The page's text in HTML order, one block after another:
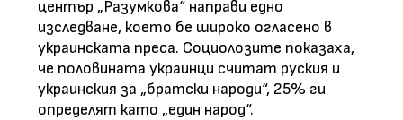
център „Разумкова“ направи едно
изследване, което бе широко огласено в
украинската преса. Социолозите показаха,
че половината украинци считат руския и
украинския за „братски народи“, 25% ги
определят като „един народ“.